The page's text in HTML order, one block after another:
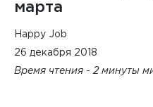
марта
Happy Job
26 декабря 2018
Время чтения - 2 минуты